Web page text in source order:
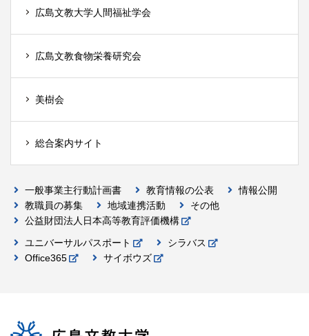
広島文教大学人間福祉学会
広島文教食物栄養研究会
美樹会
総合案内サイト
一般事業主行動計画書 教育情報の公表
情報公開
教職員の募集
地域連携活動
その他
公益財団法人日本高等教育評価機構
ユニバーサルパスポート
シラバス
Office365
サイボウズ